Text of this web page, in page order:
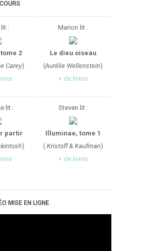
:
2
Carey)
Marion lit :
Le dieu oiseau
(Aurélie Wellenstein)
+ de livres
lit :
partir
)
Steven lit :
Illuminae, tome 1
(Kristoff & Kaufman)
+ de livres
MISE EN LIGNE